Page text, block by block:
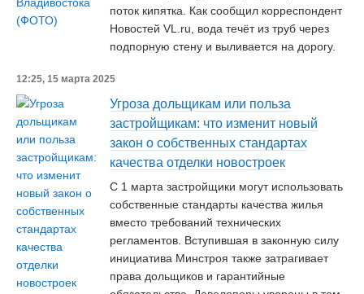
поток кипятка. Как сообщил корреспондент
Новостей VL.ru, вода течёт из труб через
подпорную стену и выливается на дорогу.
12:25, 15 марта 2025
Угроза дольщикам или польза
застройщикам: что изменит новый
закон о собственных стандартах
качества отделки новостроек
С 1 марта застройщики могут использовать
собственные стандарты качества жилья
вместо требований технических
регламентов. Вступившая в законную силу
инициатива Минстроя также затрагивает
права дольщиков и гарантийные